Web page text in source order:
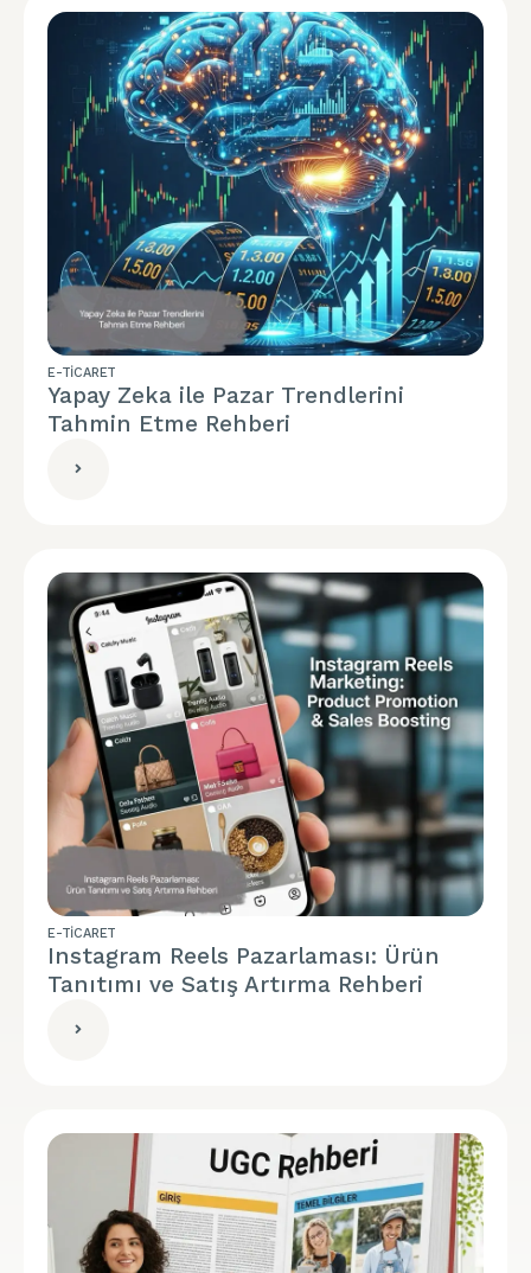
E-TICARET
Yapay Zeka ile Pazar Trendlerini
Tahmin Etme Rehberi
E-TICARET
Instagram Reels Pazarlaması: Ürün
Tanıtımı ve Satış Artırma Rehberi